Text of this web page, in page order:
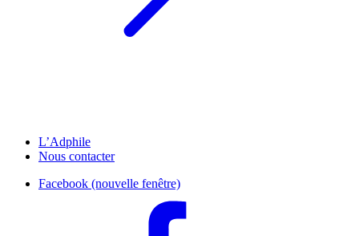
L’Adphile
Nous contacter
Facebook (nouvelle fenêtre)